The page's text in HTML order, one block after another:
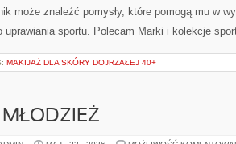
może znaleźć pomysły, które pomogą mu w
uprawiania sportu. Polecam Marki i kolekcje
MAKIJAŻ DLA SKÓRY DOJRZAŁEJ 40+
MŁODZIEŻ